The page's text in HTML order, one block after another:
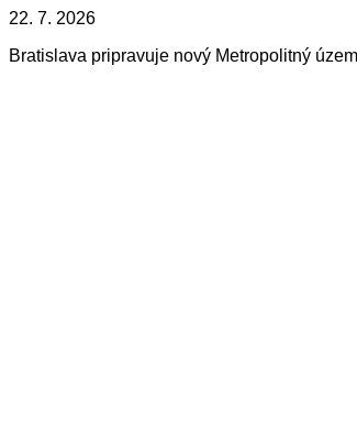
22. 7. 2026
Bratislava pripravuje nový Metropolitný